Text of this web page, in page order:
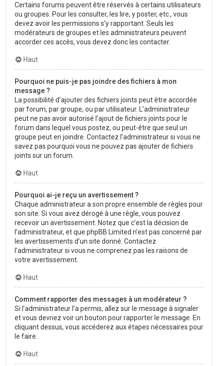
Certains forums peuvent être réservés à certains utilisateurs
ou groupes. Pour les consulter, les lire, y poster, etc., vous
devez avoir les permissions s’y rapportant. Seuls les
modérateurs de groupes et les administrateurs peuvent
accorder ces accès, vous devez donc les contacter.
Haut
Pourquoi ne puis-je pas joindre des fichiers à mon
message ?
La possibilité d’ajouter des fichiers joints peut être accordée
par forum, par groupe, ou par utilisateur. L’administrateur
peut ne pas avoir autorisé l’ajout de fichiers joints pour le
forum dans lequel vous postez, ou peut-être que seul un
groupe peut en joindre. Contactez l’administrateur si vous ne
savez pas pourquoi vous ne pouvez pas ajouter de fichiers
joints sur un forum.
Haut
Pourquoi ai-je reçu un avertissement ?
Chaque administrateur a son propre ensemble de règles pour
son site. Si vous avez dérogé à une règle, vous pouvez
recevoir un avertissement. Notez que c’est la décision de
l’administrateur, et que phpBB Limited n’est pas concerné par
les avertissements d’un site donné. Contactez
l’administrateur si vous ne comprenez pas les raisons de
votre avertissement.
Haut
Comment rapporter des messages à un modérateur ?
Si l’administrateur l’a permis, allez sur le message à signaler
et vous devriez voir un bouton pour rapporter le message. En
cliquant dessus, vous accéderez aux étapes nécessaires pour
le faire.
Haut